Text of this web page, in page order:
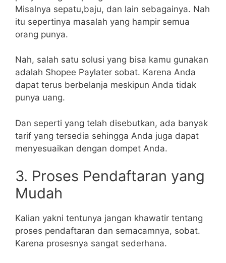
Misalnya sepatu,baju, dan lain sebagainya. Nah
itu sepertinya masalah yang hampir semua
orang punya.
Nah, salah satu solusi yang bisa kamu gunakan
adalah Shopee Paylater sobat. Karena Anda
dapat terus berbelanja meskipun Anda tidak
punya uang.
Dan seperti yang telah disebutkan, ada banyak
tarif yang tersedia sehingga Anda juga dapat
menyesuaikan dengan dompet Anda.
3. Proses Pendaftaran yang
Mudah
Kalian yakni tentunya jangan khawatir tentang
proses pendaftaran dan semacamnya, sobat.
Karena prosesnya sangat sederhana.